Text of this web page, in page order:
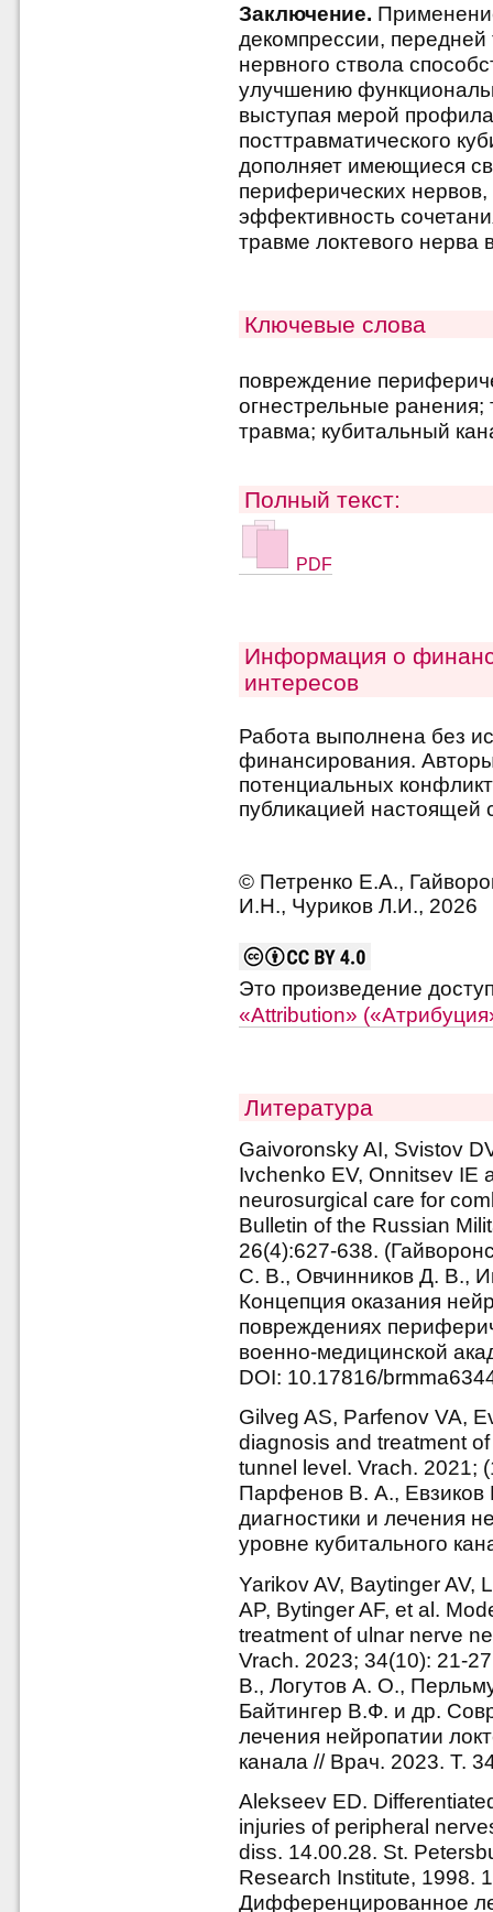
Заключение.
декомпрессии, передней
нервного ствола
улучшению
выступая мерой
посттравматического
дополняет имеющиеся
периферических
эффективность
травме локтевого нерва
Ключевые слова
повреждение
огнестрельные ранения;
травма; кубитальный
Полный текст:
PDF
Информация о
интересов
Работа выполнена без
финансирования.
потенциальных
публикацией настоящей
© Петренко Е.А.,
И.Н., Чуриков Л.И., 2026
Это произведение
«Attribution»
Литература
Gaivoronsky AI, Svistov
Ivchenko EV, Onnitsev IE
neurosurgical care for
Bulletin of the Russian
26(4):627-638.
С. В., Овчинников Д. В.,
Концепция оказания
повреждениях
военно-медицинской
DOI: 10.17816/
Gilveg AS, Parfenov VA,
diagnosis and treatment
tunnel level. Vrach. 2021;
Парфенов В. А.,
диагностики и лечения
уровне кубитального
Yarikov AV, Baytinger AV,
AP, Bytinger AF, et al.
treatment of ulnar nerve
Vrach. 2023; 34(10): 21-
В., Логутов А. О.,
Байтингер В.Ф. и др.
лечения нейропатии
канала // Врач. 2023. Т.
Alekseev ED.
injuries of peripheral
diss. 14.00.28. St.
Research Institute, 1998.
Дифференцированное